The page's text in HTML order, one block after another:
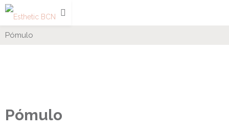
Pómulo
Pómulo